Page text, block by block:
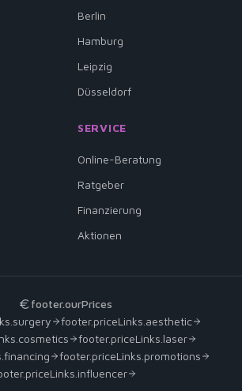
Berlin
Hamburg
Leipzig
Düsseldorf
SERVICE
Online-Beratung
Ratgeber
Finanzierung
Aktionen
footer.ourPrices
footer.priceLinks.aesthetic
footer.priceLinks.laser
footer.priceLinks.promotions